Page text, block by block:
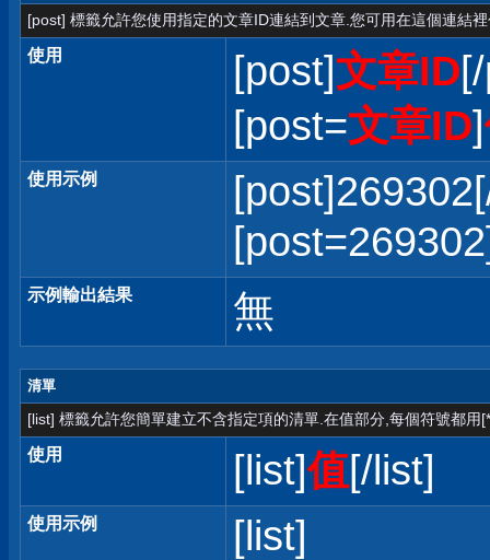
[post] 標籤允許您使用指定的文章ID連結到文章.您可用在這個連結
使用 [post]文章ID
[post=文章ID]
使用示例
示例輸出結果 無
清單
[list] 標籤允許您簡單建立不含指定項的清單.在值部分,每個符號都用
使用 [list]值[/list]
使用示例
[list]